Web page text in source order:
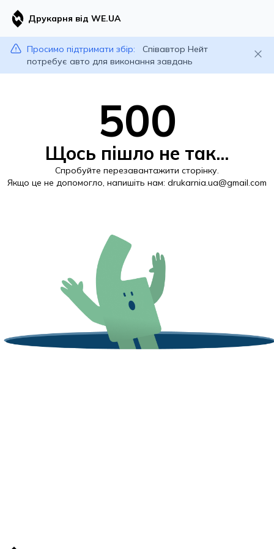
Друкарня від WE.UA
Просимо підтримати збір:
Співавтор Нейт
потребує авто для виконання завдань
500
Щось пішло не так...
Спробуйте перезавантажити сторінку.
Якщо це не допомогло, напишіть нам: drukarnia.ua@gmail.com